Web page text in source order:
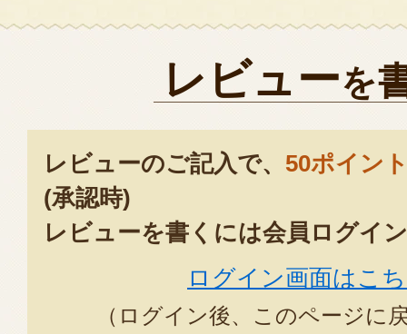
レビューを
レビューのご記入で、 50ポイン
(承認時)
レビューを書くには会員ログイ
ログイン画面はこ
（ログイン後、このページに